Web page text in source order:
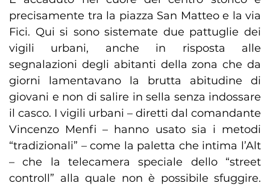
precisamente tra la piazza San Matteo e la via
Fici. Qui si sono sistemate due pattuglie dei
vigili urbani, anche in risposta alle
segnalazioni degli abitanti della zona che da
giorni lamentavano la brutta abitudine di
giovani e non di salire in sella senza indossare
il casco. I vigili urbani – diretti dal comandante
Vincenzo Menfi – hanno usato sia i metodi
“tradizionali” – come la paletta che intima l’Alt
– che la telecamera speciale dello “street
controll” alla quale non è possibile sfuggire.